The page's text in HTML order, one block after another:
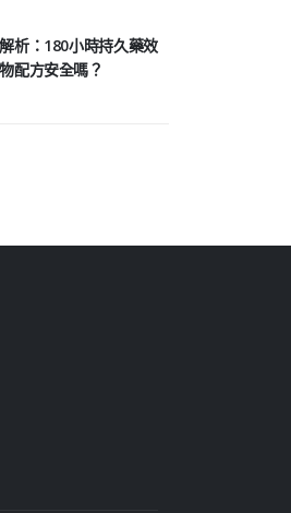
析：180小時持久藥效
配方安全嗎？